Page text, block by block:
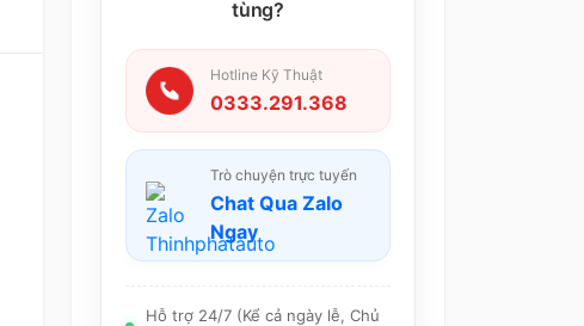
tùng?
Hotline Kỹ Thuật
0333.291.368
Trò chuyện trực tuyến
Chat Qua Zalo
Ngay
Hỗ trợ 24/7 (Kể cả ngày lễ, Chủ